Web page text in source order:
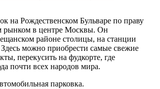
на Рождественском Бульваре по праву
рынком в центре Москвы. Он
районе столицы, на станции
можно приобрести самые свежие
перекусить на фудкорте, где
почти всех народов мира.
парковка.